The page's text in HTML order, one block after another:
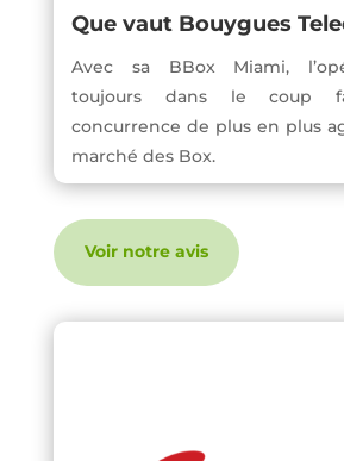
Que vaut Bouygues
Avec sa BBox Miami,
toujours dans le coup
concurrence de plus en plus
marché des Box.
Voir notre avis